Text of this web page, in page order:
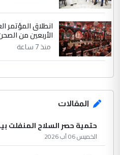
انطلاق المؤتمر
الأربعين من
منذ 7 ساعة
المقالات
حتمية حصر السلاح المنفلت
الخميس 06 آب 2026